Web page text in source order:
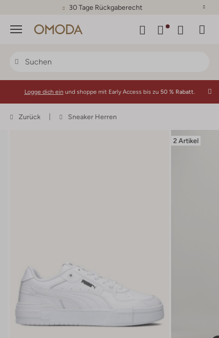
30 Tage Rückgaberecht
Menü
Logge dich ein und shoppe mit Early Access bis zu 50 % Rabatt.
Zurück Sneaker Herren
2 Artikel